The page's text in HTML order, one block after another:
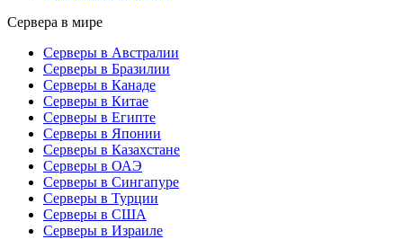
Сервера в мире
Серверы в Австралии
Серверы в Бразилии
Серверы в Канаде
Серверы в Китае
Серверы в Египте
Серверы в Японии
Серверы в Казахстане
Серверы в ОАЭ
Серверы в Сингапуре
Серверы в Турции
Серверы в США
Серверы в Израиле